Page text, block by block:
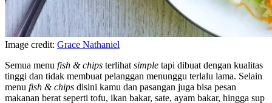
Image credit: Grace Nathaniel
Semua menu fish & chips terlihat simple tapi dibuat dengan kualitas
tinggi dan tidak membuat pelanggan menunggu terlalu lama. Selain
menu fish & chips disini kamu dan pasangan juga bisa pesan
makanan berat seperti tofu, ikan bakar, sate, ayam bakar, hingga sup